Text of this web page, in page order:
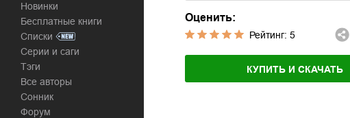
Новинки
Бесплатные книги
Списки
Серии и саги
Тэги
Все авторы
Сонник
Форум
Оценить:
Рейтинг: 5
КУПИТЬ И СКАЧАТЬ